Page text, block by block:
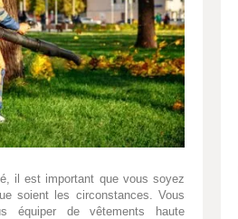
il est important que vous soyez
soient les circonstances. Vous
équiper de vêtements haute